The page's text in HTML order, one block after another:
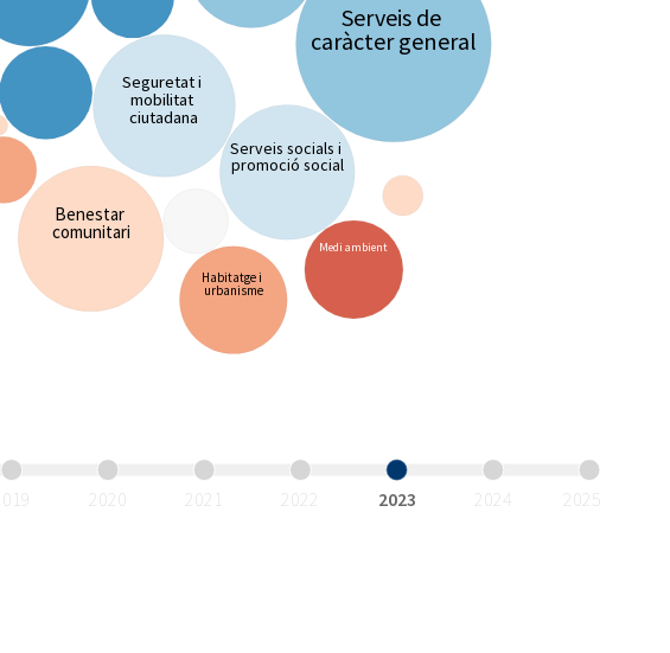
Benestar
comunitari
Seguretat i
mobilitat
ciutadana
Serveis socials i
promoció social
Habitatge i
urbanisme
Medi ambient
Serveis de
caràcter general
2019 2021 2023 2024